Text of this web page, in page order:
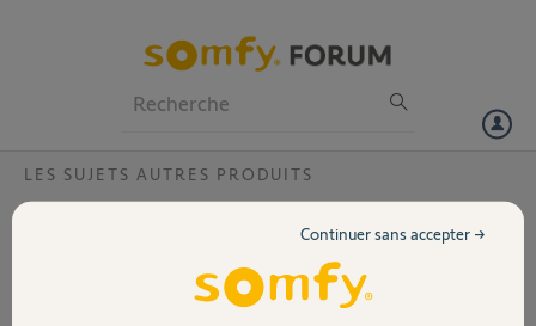
Volet
LES SUJETS AUTRES PRODUITS
accès à somfy protect impossible avec mon
Bonjour, j'ai changé de smartphone et réinstallé l'application mais
impossible de me connecter. Message mot de pass incorrect et quand
Continuer sans accepter →